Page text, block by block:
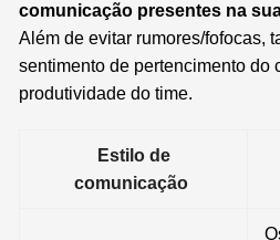
comunicação presentes na
Além de evitar rumores/fofocas,
sentimento de pertencimento do
produtividade do time.
Estilo de
comunicação